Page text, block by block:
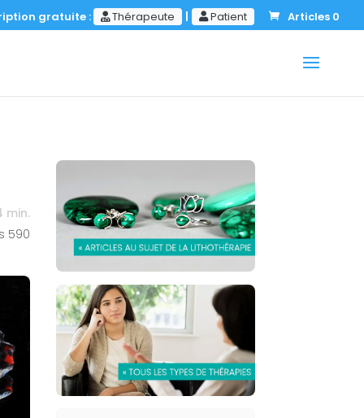
gratuite : Thérapeute | Patient Articles 0
min.
590